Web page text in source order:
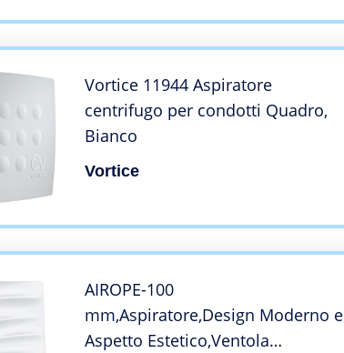
Vortice 11944 Aspiratore
centrifugo per condotti Quadro,
Bianco
Vortice
AIROPE-100
mm,Aspiratore,Design Moderno e
Aspetto Estetico,Ventola